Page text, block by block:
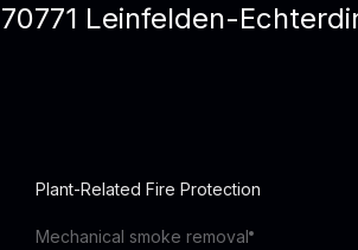
70771 Leinfelden-
Plant-Related Fire Protection
Mechanical smoke removal